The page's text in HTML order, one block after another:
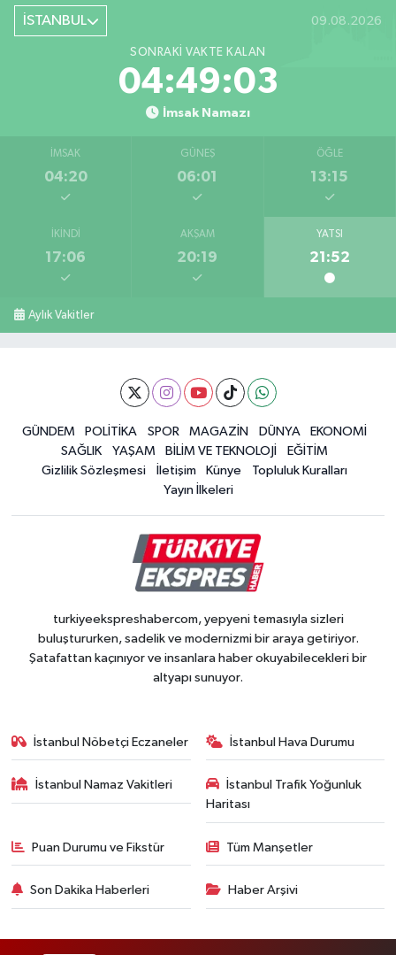
İSTANBUL 09.08.2026
SONRAKI VAKTE KALAN
04:49:02
İmsak Namazı
İMSAK
04:20
GÜNEŞ
06:01
ÖĞLE
13:15
İKINDI
17:06
AKŞAM
20:19
YATSI
21:52
Aylık Vakitler
GÜNDEM POLİTİKA SPOR MAGAZİN DÜNYA
EKONOMİ
SAĞLIK
YAŞAM BİLİM VE TEKNOLOJİ
EĞİTİM
Gizlilik Sözleşmesi
İletişim Künye
Topluluk Kuralları
Yayın İlkeleri
turkiyeekspreshabercom, yepyeni temasıyla sizleri
buluştururken, sadelik ve modernizmi bir araya getiriyor.
Şatafattan kaçınıyor ve insanlara haber okuyabilecekleri bir
altyapı sunuyor.
İstanbul Nöbetçi Eczaneler İstanbul Hava Durumu
İstanbul Namaz Vakitleri
İstanbul Trafik Yoğunluk
Haritası
Puan Durumu ve Fikstür Tüm Manşetler
Son Dakika Haberleri Haber Arşivi